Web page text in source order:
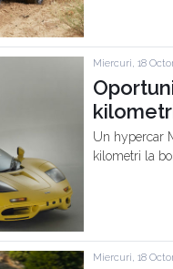
Miercuri, 18
Un hypercar
kilometri la
Miercuri, 18